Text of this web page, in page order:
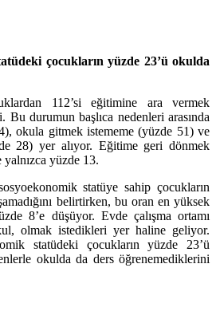
çocukların yüzde 23’ü okulda
112’si eğitimine ara vermek
Bu durumun başlıca nedenleri arasında
okula gitmek istememe (yüzde 51) ve
28) yer alıyor. Eğitime geri dönmek
yalnızca yüzde 13.
statüye sahip çocukların
belirtirken, bu oran en yüksek
8’e düşüyor. Evde çalışma ortamı
olmak istedikleri yer haline geliyor.
statüdeki çocukların yüzde 23’ü
okulda da ders öğrenemediklerini